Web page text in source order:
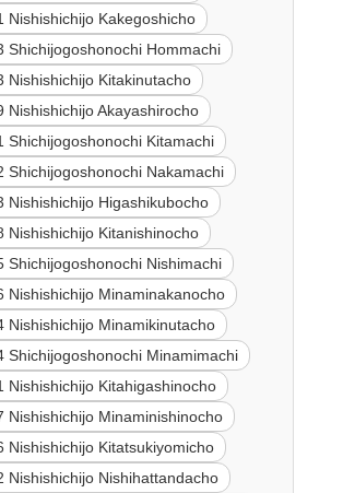
Nishishichijo Kakegoshicho
Shichijogoshonochi Hommachi
Nishishichijo Kitakinutacho
Nishishichijo Akayashirocho
Shichijogoshonochi Kitamachi
Shichijogoshonochi Nakamachi
Nishishichijo Higashikubocho
Nishishichijo Kitanishinocho
Shichijogoshonochi Nishimachi
Nishishichijo Minaminakanocho
Nishishichijo Minamikinutacho
Shichijogoshonochi Minamimachi
Nishishichijo Kitahigashinocho
Nishishichijo Minaminishinocho
Nishishichijo Kitatsukiyomicho
Nishishichijo Nishihattandacho